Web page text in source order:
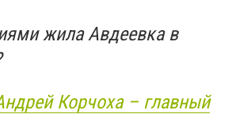
жила Авдеевка в
Корчоха – главный